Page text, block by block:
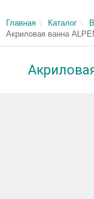
Главная Каталог
Акриловая ванна